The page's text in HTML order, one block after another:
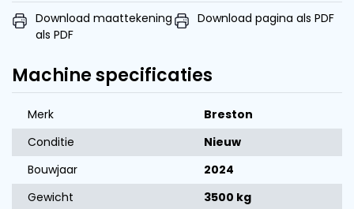
Download maattekening
als PDF
Download pagina als PDF
Machine specificaties
Merk
Breston
Conditie
Nieuw
Bouwjaar
2024
Gewicht
3500 kg